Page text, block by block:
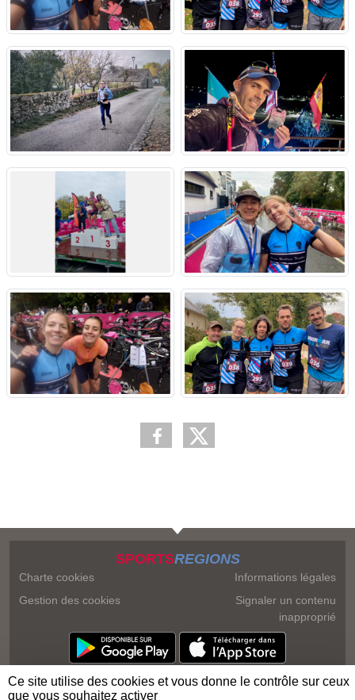
SPORTSREGIONS
Charte cookies
Gestion des cookies
Informations légales
Signaler un contenu
inapproprié
Ce site utilise des cookies et vous donne le contrôle sur ceux
que vous souhaitez activer